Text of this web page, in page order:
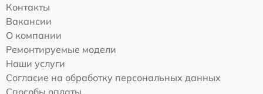
Контакты
Вакансии
О компании
Ремонтируемые модели
Наши услуги
Согласие на обработку персональных данных
Способы оплаты